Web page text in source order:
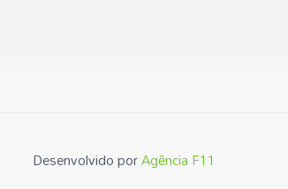
Desenvolvido porAgência F11